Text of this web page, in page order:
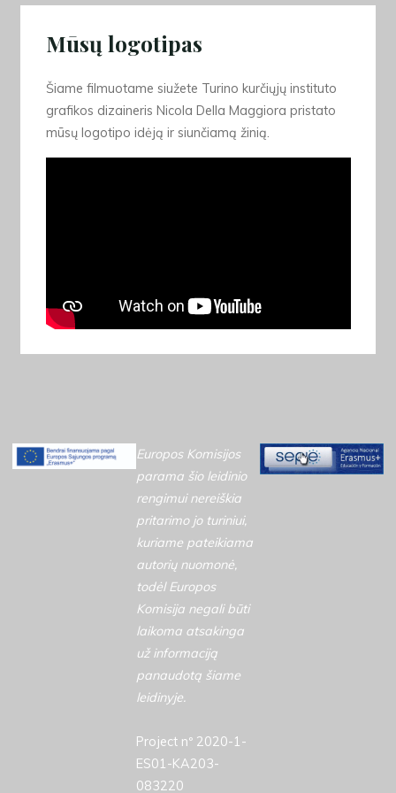
Mūsų logotipas
Šiame filmuotame siužete Turino kurčiųjų instituto
grafikos dizaineris Nicola Della Maggiora pristato
mūsų logotipo idėją ir siunčiamą žinią.
Europos Komisijos
parama šio leidinio
rengimui nereiškia
pritarimo jo turiniui,
kuriame pateikiama
autorių nuomonė,
todėl Europos
Komisija negali būti
laikoma atsakinga
už informaciją
panaudotą šiame
leidinyje.
Project nº 2020-1-
ES01-KA203-
083220